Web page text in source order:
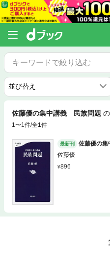
佐藤優の集中講義 民族問題
1〜1件/全1件
最新刊
佐藤優の
佐藤優
896